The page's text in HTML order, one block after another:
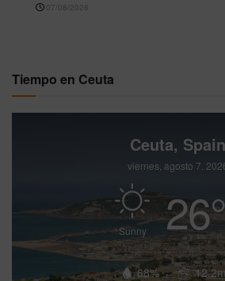
07/08/2026
Tiempo en Ceuta
Ceuta, Spain
viernes, agosto 7,
Sunny 26°
68%